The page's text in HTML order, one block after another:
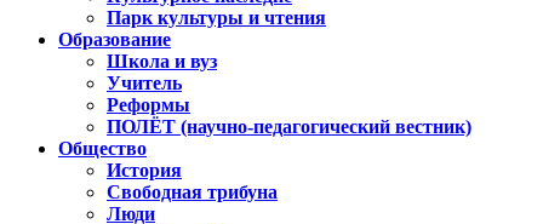
Парк культуры и чтения
Образование
Школа и вуз
Учитель
Реформы
ПОЛЁТ (научно-педагогический вестник)
Общество
История
Свободная трибуна
Люди